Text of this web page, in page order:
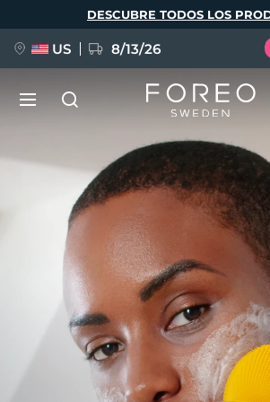
DESCUBRE TODOS LOS
US 8/13/26
NUEVO
FAQ™ Pure Beauty-Tech Elixir
BREAKING NEWS
issa™ Teeth Whitening Set
Idioma
English Deutsch
Français
Italiano
Svenska
Türkçe
简体中文